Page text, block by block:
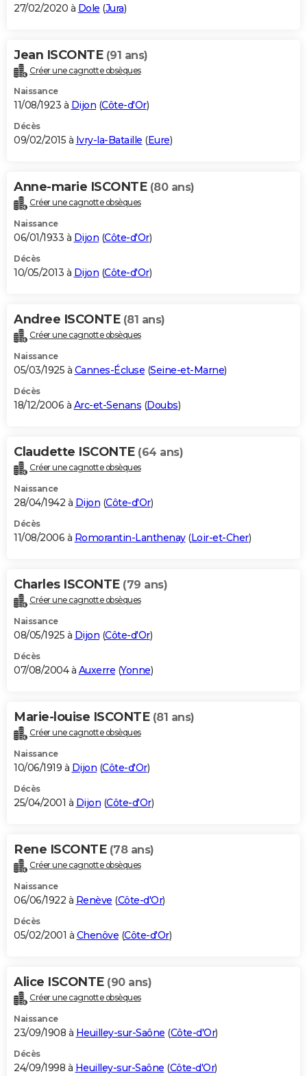
27/02/2020 à Dole (Jura)
Jean ISCONTE (91 ans)
Créer une cagnotte obsèques
Naissance
11/08/1923 à Dijon (Côte-d'Or)
Décès
09/02/2015 à Ivry-la-Bataille (Eure)
Anne-marie ISCONTE (80 ans)
Créer une cagnotte obsèques
Naissance
06/01/1933 à Dijon (Côte-d'Or)
Décès
10/05/2013 à Dijon (Côte-d'Or)
Andree ISCONTE (81 ans)
Créer une cagnotte obsèques
Naissance
05/03/1925 à Cannes-Écluse (Seine-et-Marne)
Décès
18/12/2006 à Arc-et-Senans (Doubs)
Claudette ISCONTE (64 ans)
Créer une cagnotte obsèques
Naissance
28/04/1942 à Dijon (Côte-d'Or)
Décès
11/08/2006 à Romorantin-Lanthenay(Loir-et-Cher)
Charles ISCONTE (79 ans)
Créer une cagnotte obsèques
Naissance
08/05/1925 à Dijon (Côte-d'Or)
Décès
07/08/2004 à Auxerre (Yonne)
Marie-louise ISCONTE (81 ans)
Créer une cagnotte obsèques
Naissance
10/06/1919 à Dijon (Côte-d'Or)
Décès
25/04/2001 à Dijon (Côte-d'Or)
Rene ISCONTE (78 ans)
Créer une cagnotte obsèques
Naissance
06/06/1922 à Renève (Côte-d'Or)
Décès
05/02/2001 à Chenôve (Côte-d'Or)
Alice ISCONTE (90 ans)
Créer une cagnotte obsèques
Naissance
23/09/1908 à Heuilley-sur-Saône (Côte-d'Or)
Décès
24/09/1998 à Heuilley-sur-Saône (Côte-d'Or)